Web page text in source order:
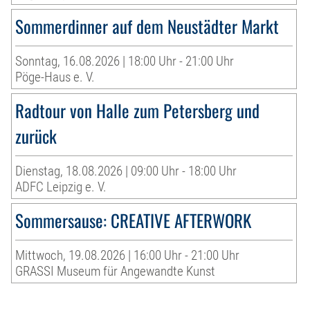
Sommerdinner auf dem Neustädter Markt
Sonntag, 16.08.2026 | 18:00 Uhr - 21:00 Uhr
Pöge-Haus e. V.
Radtour von Halle zum Petersberg und
zurück
Dienstag, 18.08.2026 | 09:00 Uhr - 18:00 Uhr
ADFC Leipzig e. V.
Sommersause: CREATIVE AFTERWORK
Mittwoch, 19.08.2026 | 16:00 Uhr - 21:00 Uhr
GRASSI Museum für Angewandte Kunst